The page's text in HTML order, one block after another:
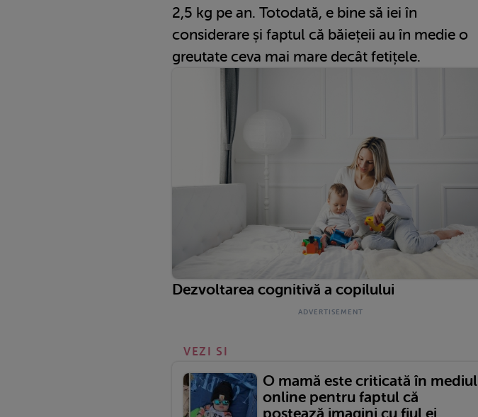
2,5 kg pe an. Totodată, e bine să iei în
considerare și faptul că băiețeii au în medie o
greutate ceva mai mare decât fetițele.
Dezvoltarea cognitivă a copilului
VEZI SI
O mamă este criticată în mediul
online pentru faptul că